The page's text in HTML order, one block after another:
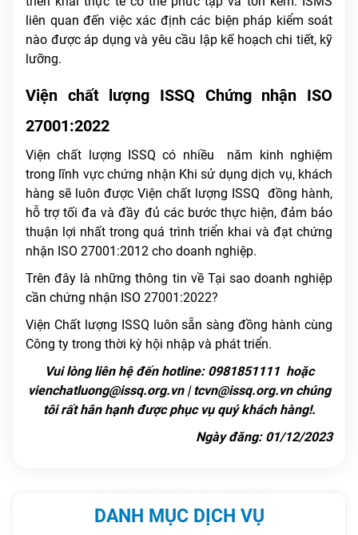
liên quan đến việc xác định các biện pháp kiểm soát
nào được áp dụng và yêu cầu lập kế hoạch chi tiết, kỹ
lưỡng.
Viện chất lượng ISSQ Chứng nhận ISO
27001:2022
Viện chất lượng ISSQ có nhiều năm kinh nghiệm
trong lĩnh vực chứng nhận Khi sử dụng dịch vụ, khách
hàng sẽ luôn được Viện chất lượng ISSQ đồng hành,
hỗ trợ tối đa và đầy đủ các bước thực hiện, đảm bảo
thuận lợi nhất trong quá trình triển khai và đạt chứng
nhận ISO 27001:2012 cho doanh nghiệp.
Trên đây là những thông tin về Tại sao doanh nghiệp
cần chứng nhận ISO 27001:2022?
Viện Chất lượng ISSQ luôn sẵn sàng đồng hành cùng
Công ty trong thời kỳ hội nhập và phát triển.
Vui lòng liên hệ đến hotline: 0981851111 hoặc
vienchatluong@issq.org.vn | tcvn@issq.org.vn chúng
tôi rất hân hạnh được phục vụ quý khách hàng!.
Ngày đăng: 01/12/2023
DANH MỤC DỊCH VỤ